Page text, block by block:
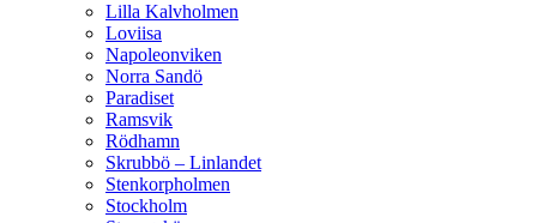
Lilla Kalvholmen
Loviisa
Napoleonviken
Norra Sandö
Paradiset
Ramsvik
Rödhamn
Skrubbö – Linlandet
Stenkorpholmen
Stockholm